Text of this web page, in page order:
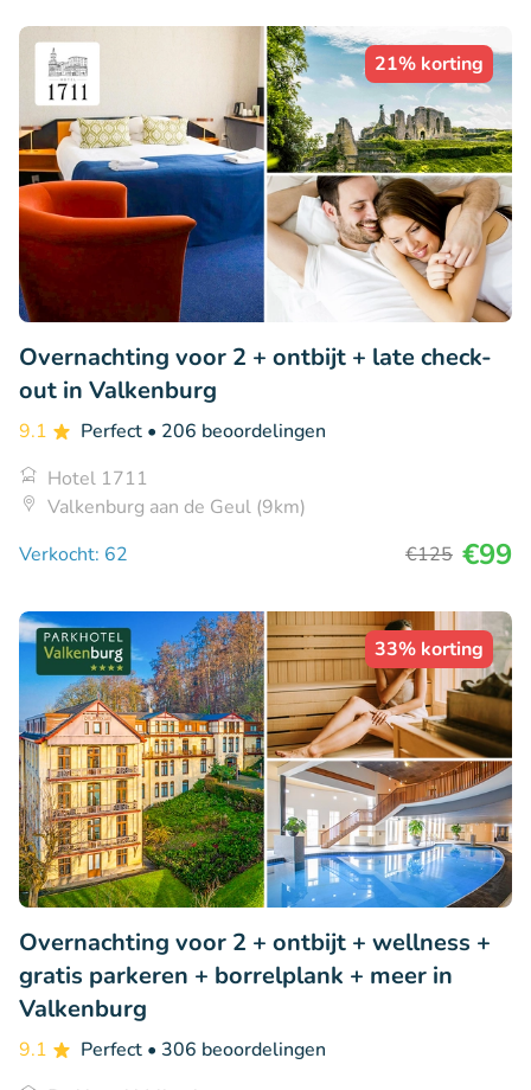
21% korting
Overnachting voor 2 + ontbijt + late check-
out in Valkenburg
9.1 Perfect • 206 beoordelingen
Hotel 1711
Valkenburg aan de Geul (9km)
Verkocht: 62
€125 €99
33% korting
Overnachting voor 2 + ontbijt + wellness +
gratis parkeren + borrelplank + meer in
Valkenburg
9.1 Perfect • 306 beoordelingen